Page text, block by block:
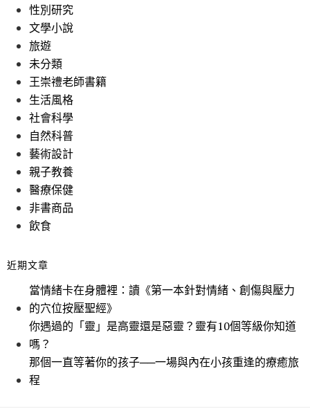
性別研究
文學小說
旅遊
未分類
王崇禮老師書籍
生活風格
社會科學
自然科普
藝術設計
親子教養
醫療保健
非書商品
飲食
近期文章
當情緒卡在身體裡：讀《第一本針對情緒、創傷與壓力
的穴位按壓聖經》
你遇過的「靈」是高靈還是惡靈？靈有10個等級你知道
嗎？
那個一直等著你的孩子──一場與內在小孩重逢的療癒旅
程